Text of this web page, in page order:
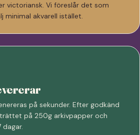
victoriansk. Vi föreslår det som
minimal akvarell istället.
på sekunder. Efter godkänd
på 250g arkivpapper och
dagar.